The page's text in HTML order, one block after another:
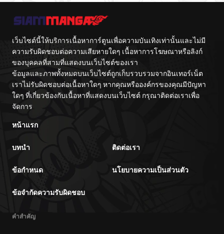
เว็บไซต์นี้ให้บริการเนื้อหาการ์ตูนเพื่อความบันเทิงเท่านั้นและไม่มี
ความรับผิดชอบต่อความเสียหายใดๆ เนื้อหาการโฆษณาหรือลิงก์
ของบุคคลที่สามที่แสดงบนเว็บไซต์ของเรา
ข้อมูลและภาพทั้งหมดบนเว็บไซต์ถูกเก็บรวบรวมจากอินเทอร์เน็ต
เราไม่รับผิดชอบต่อเนื้อหาใดๆ หากคุณหรือองค์กรของคุณมีปัญหา
ใดๆ ที่เกี่ยวข้องกับเนื้อหาที่แสดงบนเว็บไซต์ กรุณาติดต่อเราเพื่อ
จัดการ
หน้าแรก
บทนำ ติดต่อเรา
ข้อกำหนด นโยบายความเป็นส่วนตัว
ข้อจำกัดความรับผิดชอบ
คำสำคัญ